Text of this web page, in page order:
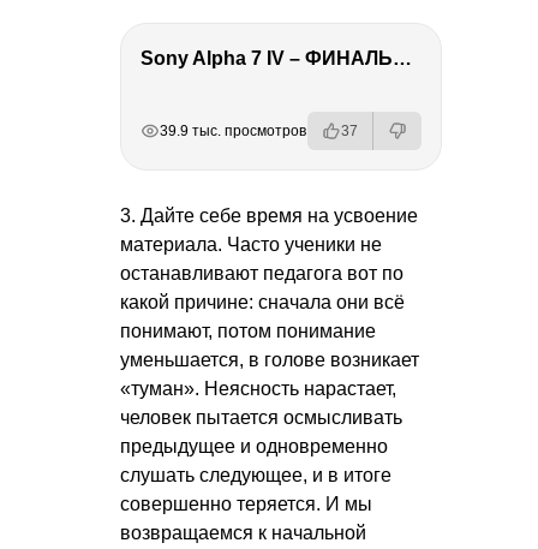
Sony Alpha 7 IV – ФИНАЛЬНЫЙ ОБЗОР
39.9 тыс. просмотров 37
3. Дайте себе время на усвоение
материала. Часто ученики не
останавливают педагога вот по
какой причине: сначала они всё
понимают, потом понимание
уменьшается, в голове возникает
«туман». Неясность нарастает,
человек пытается осмысливать
предыдущее и одновременно
слушать следующее, и в итоге
совершенно теряется. И мы
возвращаемся к начальной